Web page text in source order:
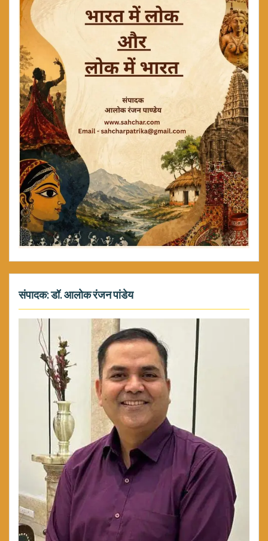
संपादक: डॉ. आलोक रंजन पांडेय